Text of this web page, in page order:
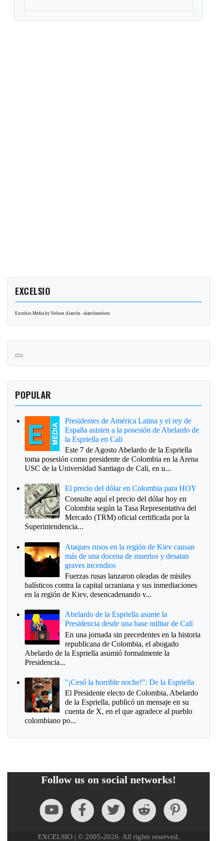
EXCELSIO
Excelsio Media by Nelson Alarcón - alarcónnelson
POPULAR
Presidentes de América Latina y el rey de
España asisten a la posesión de Abelardo de
la Espriella en Cali
Este 7 de Agosto Abelardo de la Espriella
toma posesión como presidente de Colombia en la Arena
USC de la Universidad Santiago de Cali, en u...
El precio del dólar en Colombia para HOY
Consulte aquí el precio del dólar hoy en
Colombia según la Tasa Representativa del
Mercado (TRM) oficial certificada por la
Superintendencia...
Ataques rusos en la región de Kiev causan
más de una docena de muertos y desatan
graves incendios
Fuerzas rusas lanzaron oleadas de misiles
balísticos contra la capital ucraniana y sus inmediaciones
en la región de Kiev, desencadenando v...
Abelardo de la Espriella asume la
Presidencia desde una base militar de Cali
En una jornada sin precedentes en la historia
republicana de Colombia, el abogado
Abelardo de la Espriella asumió formalmente la
Presidencia...
"¡Cesó la horrible noche!": De la Espriella
El Presidente electo de Colombia, Abelardo
de la Espriella, publicó un mensaje en su
cuenta de X, en el que agradece al pueblo
colombiano po...
Follow us on social networks!
EXCELSIO | © 2005-2026. All rights reserved.